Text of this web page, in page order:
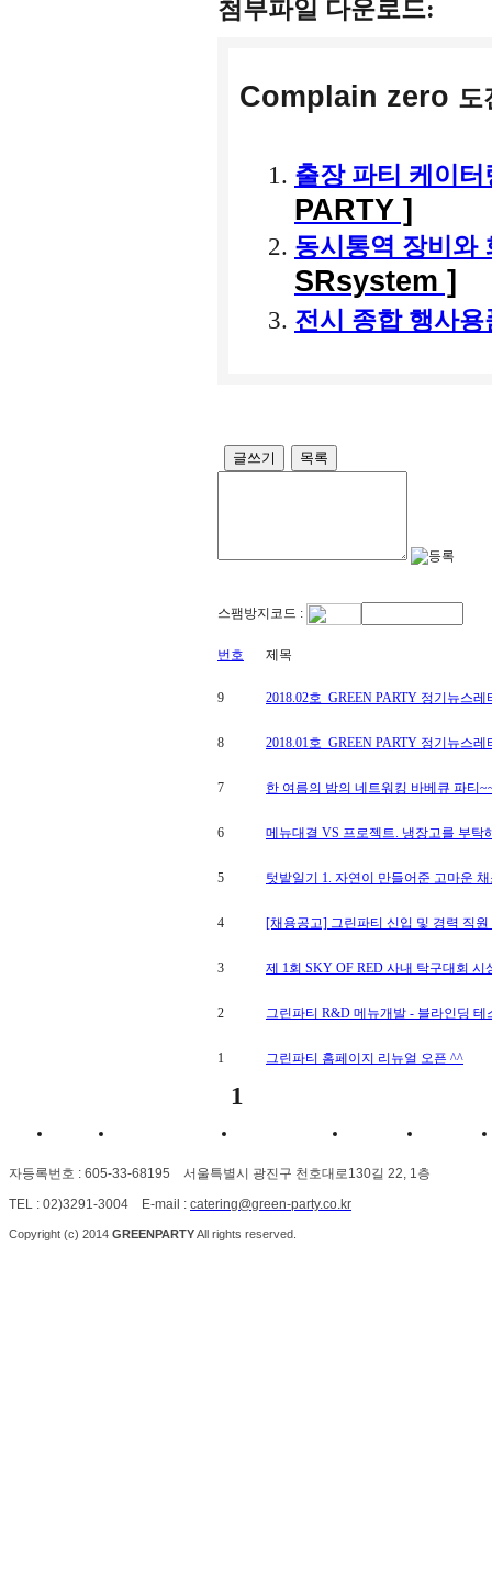
첨부파일 다운로드:
Complain zero 도
출장 파티 케이
PARTY ]
동시통역 장비
SRsystem ]
전시 종합 행사
글쓰기 목록
스팸방지코드 :
번호 제목
9 2018.02호_GREEN PARTY 정기뉴스레
8 2018.01호_GREEN PARTY 정기뉴스레
7 한 여름의 밤의 네트워킹 바베큐 파티
6 메뉴대결 VS 프로젝트. 냉장고를 부탁
5 텃밭일기 1. 자연이 만들어준 고마운
4 [채용공고] 그린파티 신입 및 경력 직
3 제 1회 SKY OF RED 사내 탁구대회 시
2 그린파티 R&D 메뉴개발 - 블라인딩 테
1 그린파티 홈페이지 리뉴얼 오픈 ^^
1
이용약관 개인정보취급방침 이메일수집거부 오시는길 고객센터
자등록번호 : 605-33-68195 서울특별시 광진구 천호대로130길 22, 1층
TEL : 02)3291-3004 E-mail : catering@green-party.co.kr
Copyright (c) 2014 GREENPARTYAll rights reserved.